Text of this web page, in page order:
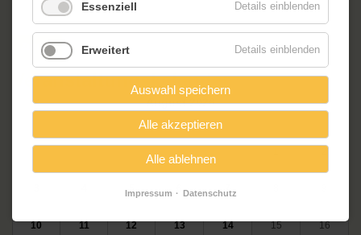
Zurück
Veranstaltungskalender
< August 2026 >
ttwoch Donnerstag
7
10 11 12 13 14 15 16
Essenziell Details einblenden
Erweitert Details einblenden
Auswahl speichern
Alle akzeptieren
Alle ablehnen
Impressum Datenschutz